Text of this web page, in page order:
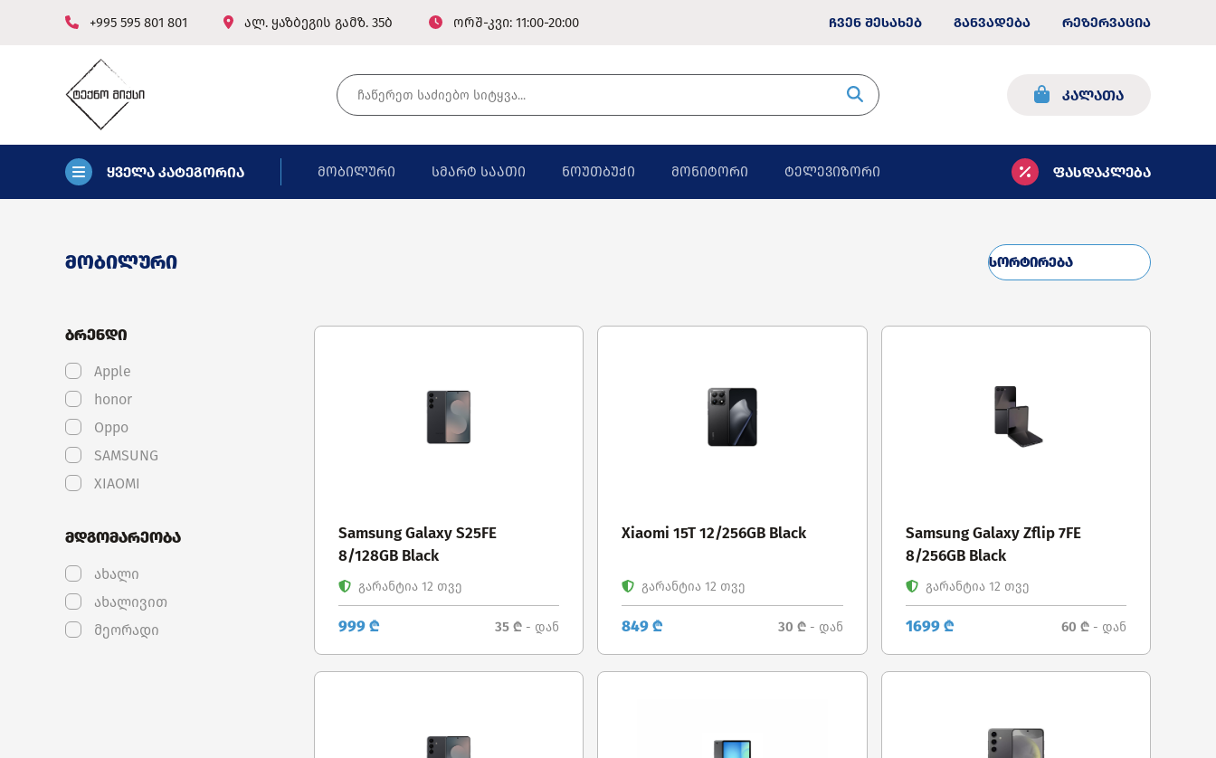
+995 595 801 801 ალ. ყაზბეგის გამზ. 35ბ ორშ-კვი: 11:00-20:00 ჩვენ შესახებ განვადება რეზერვაცია
კალათა
ყველა კატეგორია მობილური სმარტ საათი ნოუთბუქი მონიტორი ტელევიზორი ფასდაკლება
მობილური
ბრენდი
Apple
honor
Oppo
SAMSUNG
XIAOMI
მდგომარეობა
ახალი
ახალივით
მეორადი
Samsung Galaxy S25FE
8/128GB Black
გარანტია 12 თვე
999 ₾ 35 ₾ - დან
Xiaomi 15T 12/256GB Black
გარანტია 12 თვე
849 ₾ 30 ₾- დან
Samsung Galaxy Zflip 7FE
8/256GB Black
გარანტია 12 თვე
1699 ₾ 60 ₾- დან